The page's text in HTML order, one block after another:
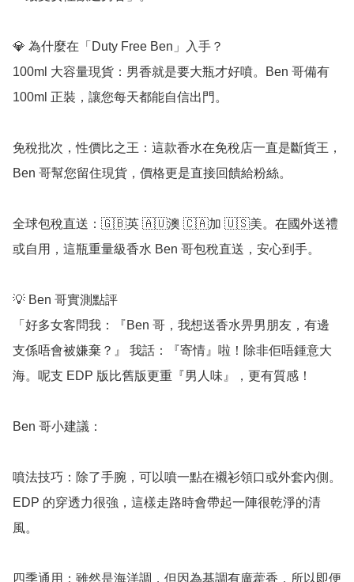
💎 為什麼在「Duty Free Ben」入手？
100ml 大容量現貨：男香就是要大瓶才好噴。Ben 哥備有
100ml 正裝，讓您每天都能自信出門。
免稅批次，性價比之王：這款香水在免稅店一直是斷貨王，
Ben 哥幫您留住現貨，價格更是直接回饋給粉絲。
全球包稅直送：🇬🇧英 🇦🇺澳 🇨🇦加 🇺🇸美。在國外送禮
或自用，這瓶重量級香水 Ben 哥包稅直送，安心到手。
💡 Ben 哥實測點評
「好多女客問我：『Ben 哥，我想送香水畀男朋友，有邊
支係唔會被嫌棄？』 我話：『寄情』啦！除非佢唔鍾意大
海。呢支 EDP 版比舊版更重『男人味』，更有質感！
Ben 哥小建議：
噴法技巧：除了手腕，可以噴一點在襯衫領口或外套內側。
EDP 的穿透力很強，這樣走路時會帶起一陣很乾淨的清
風。
四季通用：雖然是海洋調，但因為基調有廣藿香，所以即便